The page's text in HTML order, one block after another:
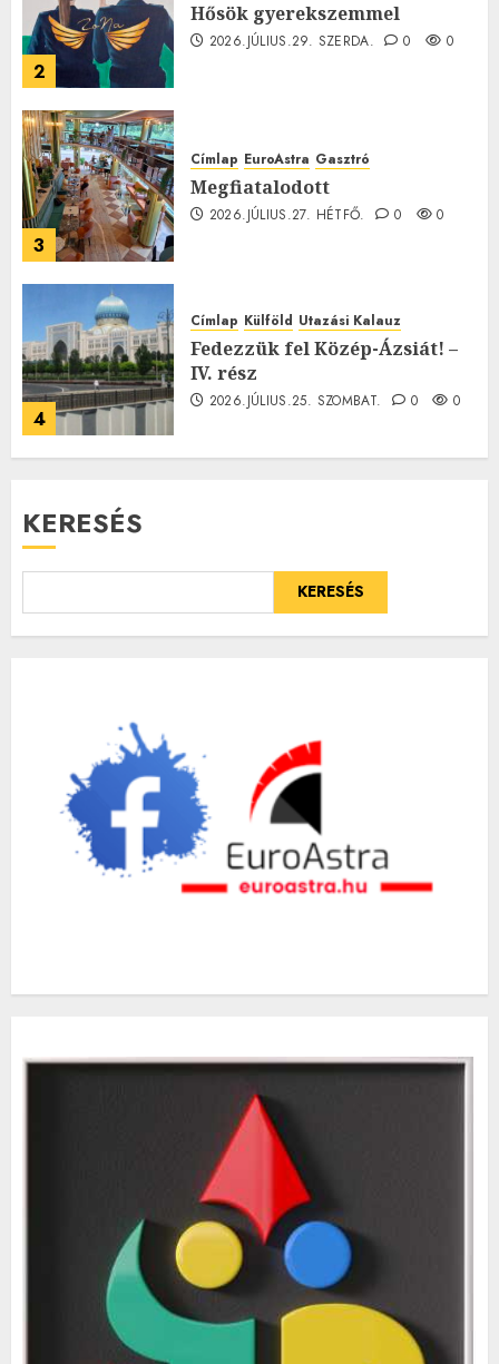
2
Hősök gyerekszemmel
2026.JÚLIUS.29. SZERDA. 0 0
3
Címlap EuroAstra Gasztró
Megfiatalodott
2026.JÚLIUS.27. HÉTFŐ. 0 0
4
Címlap Külföld Utazási Kalauz
Fedezzük fel Közép-Ázsiát! –
IV. rész
2026.JÚLIUS.25. SZOMBAT. 0 0
KERESÉS
KERESÉS